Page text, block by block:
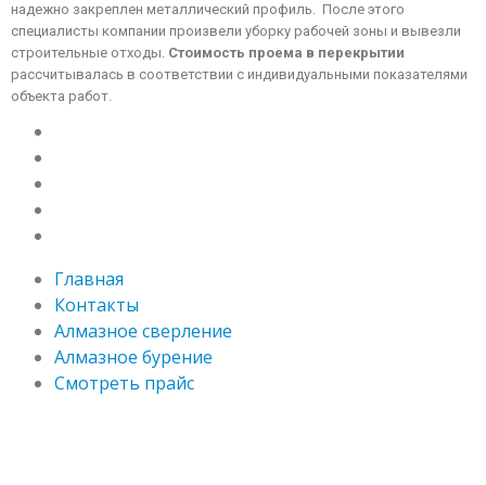
надежно закреплен металлический профиль. После этого
специалисты компании произвели уборку рабочей зоны и вывезли
строительные отходы. Стоимость проема в перекрытии
рассчитывалась в соответствии с индивидуальными показателями
объекта работ.
Главная
Контакты
Алмазное сверление
Алмазное бурение
Смотреть прайс